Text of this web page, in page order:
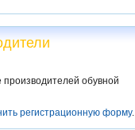
производителей обувной
регистрационную форму.